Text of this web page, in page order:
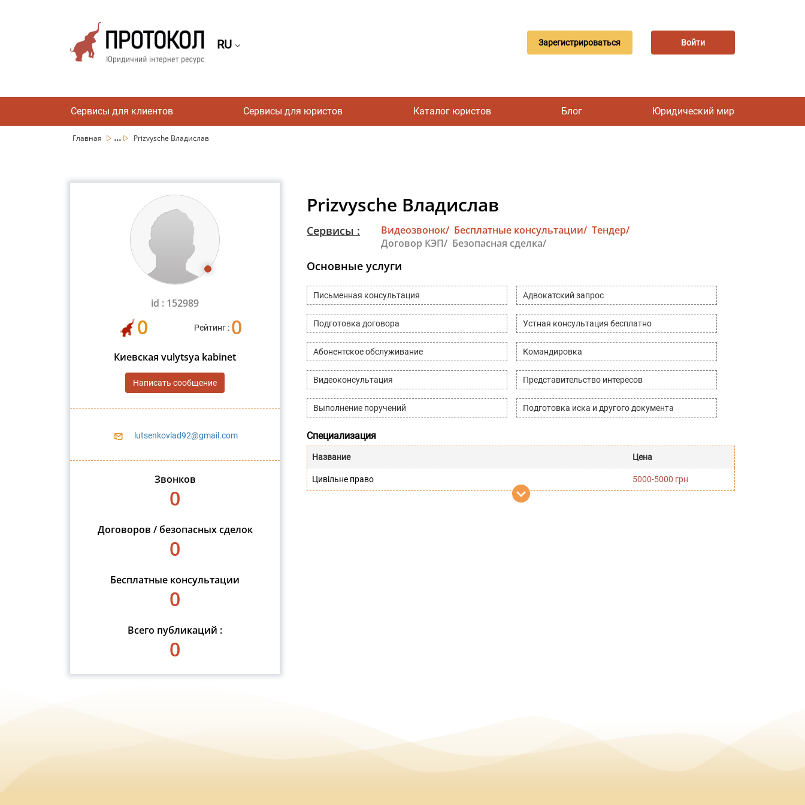
RU Зарегистрироваться Войти
Сервисы для клиентов Сервисы для юристов Каталог юристов Блог Юридический мир
Главная ... Prizvysche Владислав
id : 152989
0 Рейтинг : 0
Киевская vulytsya kabinet
Написать сообщение
lutsenkovlad92@gmail.com
Звонков
0
Договоров / безопасных сделок
0
Бесплатные консультации
0
Всего публикаций :
0
Prizvysche Владислав
Сервисы : Видеозвонок/ Бесплатные консультации/ Тендер/
Договор КЭП/ Безопасная сделка/
Основные услуги
Письменная консультация Адвокатский запрос
Подготовка договора Устная консультация бесплатно
Абонентское обслуживание Командировка
Видеоконсультация Представительство интересов
Выполнение поручений Подготовка иска и другого документа
Специализация
Название Цена
Цивільне право 5000-5000 грн